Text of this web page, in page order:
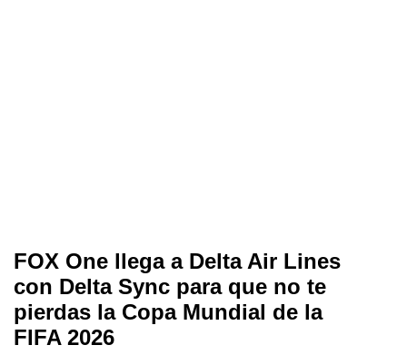
FOX One llega a Delta Air Lines
con Delta Sync para que no te
pierdas la Copa Mundial de la
FIFA 2026